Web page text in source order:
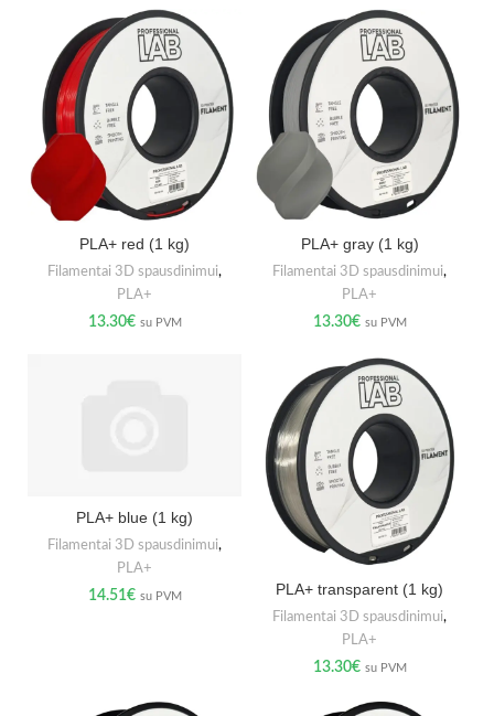
PLA+ red (1 kg)
Filamentai 3D spausdinimui,
PLA+
13.30€ su PVM
PLA+ gray (1 kg)
Filamentai 3D spausdinimui,
PLA+
13.30€ su PVM
PLA+ blue (1 kg)
Filamentai 3D spausdinimui,
PLA+
14.51€ su PVM PLA+ transparent (1 kg)
Filamentai 3D spausdinimui,
PLA+
13.30€ su PVM